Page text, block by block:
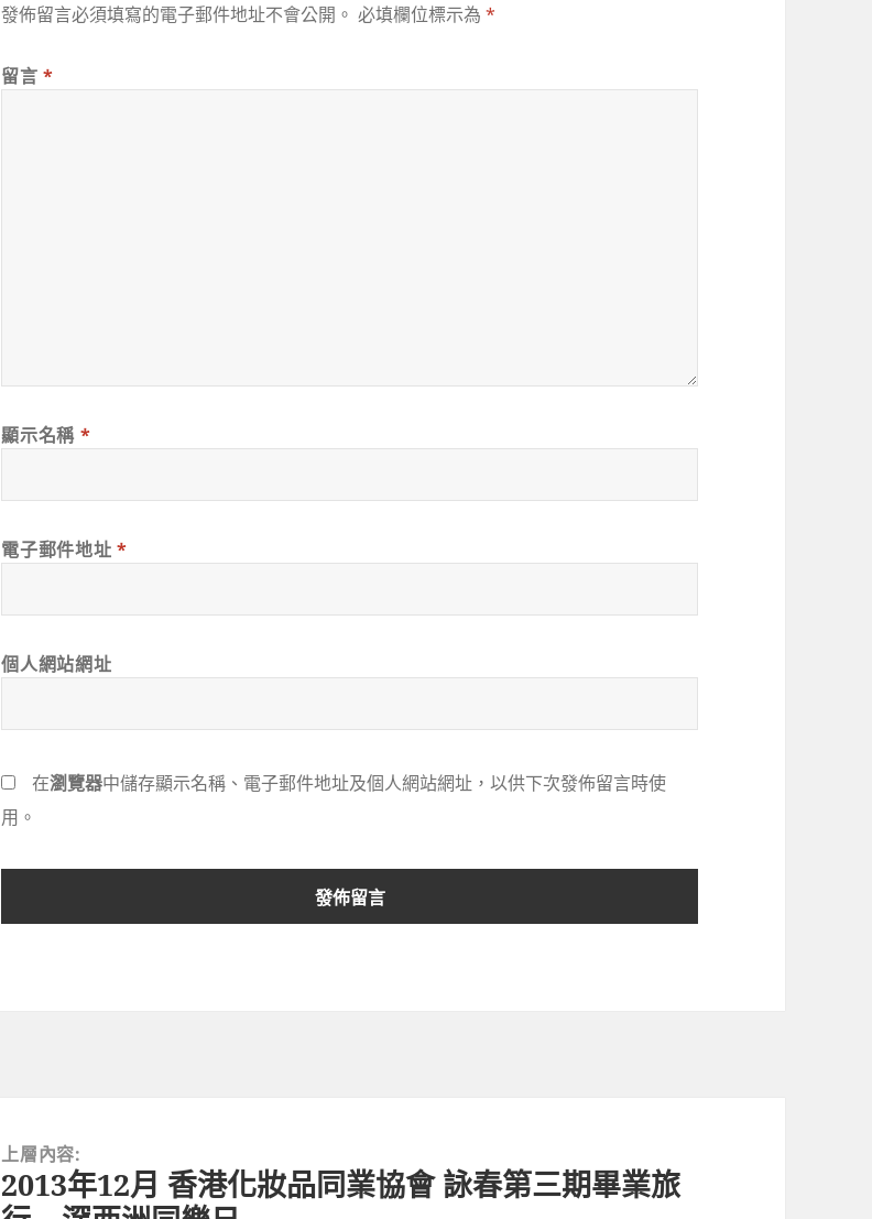
發佈留言必須填寫的電子郵件地址不會公開。 必填欄位標示為*
留言*
顯示名稱 *
電子郵件地址 *
個人網站網址
在瀏覽器中儲存顯示名稱、電子郵件地址及個人網站網址，以供下次發佈留言時使
用。
上層內容:
2013年12月 香港化妝品同業協會 詠春第三期畢業旅